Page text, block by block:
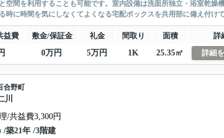
空間を利用することも可能です。室内設備は洗面所独立・浴室乾燥
時に時間を気にしなくてよくなる宅配ボックスを共用部に備え付け
益費 敷金/保証金 礼金 間取り 面積 詳
0万円 5万円 1K 25.35㎡ 詳細
合野町
川
/共益費3,300円
/築21年 /3階建